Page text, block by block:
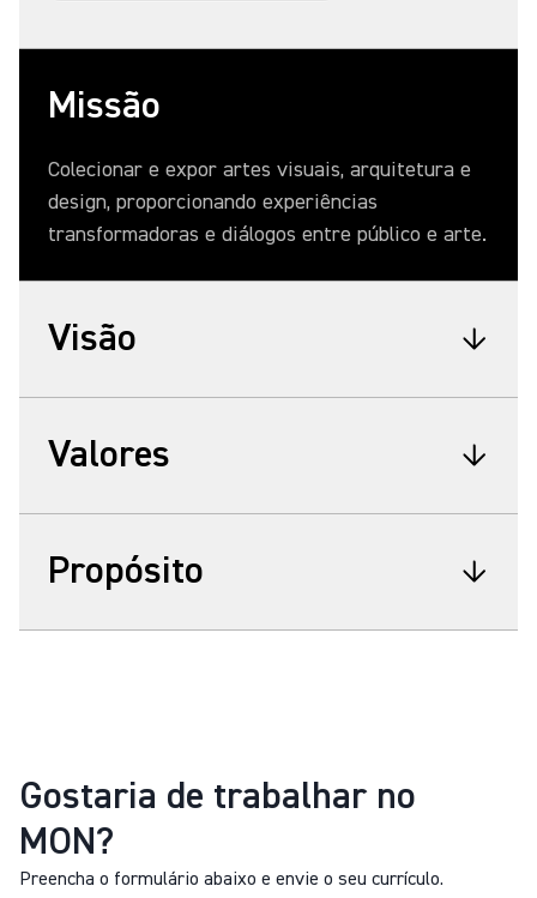
Missão
Colecionar e expor artes visuais, arquitetura e
design, proporcionando experiências
transformadoras e diálogos entre público e arte.
Visão
Valores
Propósito
Gostaria de trabalhar no
MON?
Preencha o formulário abaixo e envie o seu currículo.